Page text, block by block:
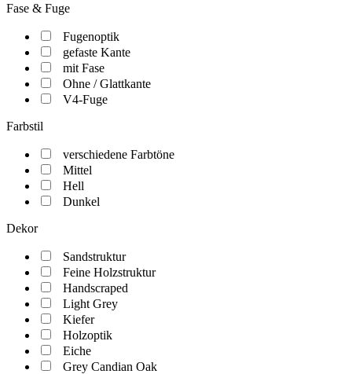
Fase & Fuge
Fugenoptik
gefaste Kante
mit Fase
Ohne / Glattkante
V4-Fuge
Farbstil
verschiedene Farbtöne
Mittel
Hell
Dunkel
Dekor
Sandstruktur
Feine Holzstruktur
Handscraped
Light Grey
Kiefer
Holzoptik
Eiche
Grey Candian Oak